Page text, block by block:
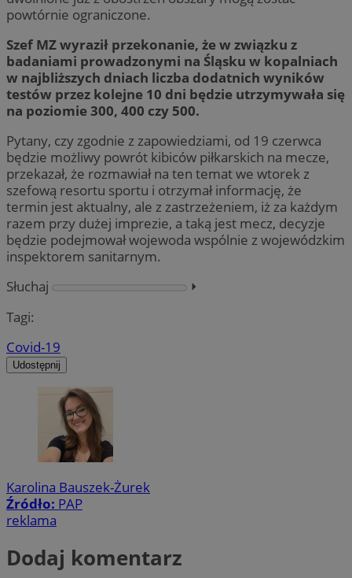
powtórnie ograniczone.
Szef MZ wyraził przekonanie, że w związku z
badaniami prowadzonymi na Śląsku w kopalniach
w najbliższych dniach liczba dodatnich wyników
testów przez kolejne 10 dni będzie utrzymywała się
na poziomie 300, 400 czy 500.
Pytany, czy zgodnie z zapowiedziami, od 19 czerwca
będzie możliwy powrót kibiców piłkarskich na mecze,
przekazał, że rozmawiał na ten temat we wtorek z
szefową resortu sportu i otrzymał informację, że
termin jest aktualny, ale z zastrzeżeniem, iż za każdym
razem przy dużej imprezie, a taką jest mecz, decyzje
będzie podejmował wojewoda wspólnie z wojewódzkim
inspektorem sanitarnym.
Słuchaj
⏵︎
Tagi:
Covid-19
Udostępnij
Karolina Bauszek-Żurek
Źródło: PAP
reklama
Dodaj komentarz